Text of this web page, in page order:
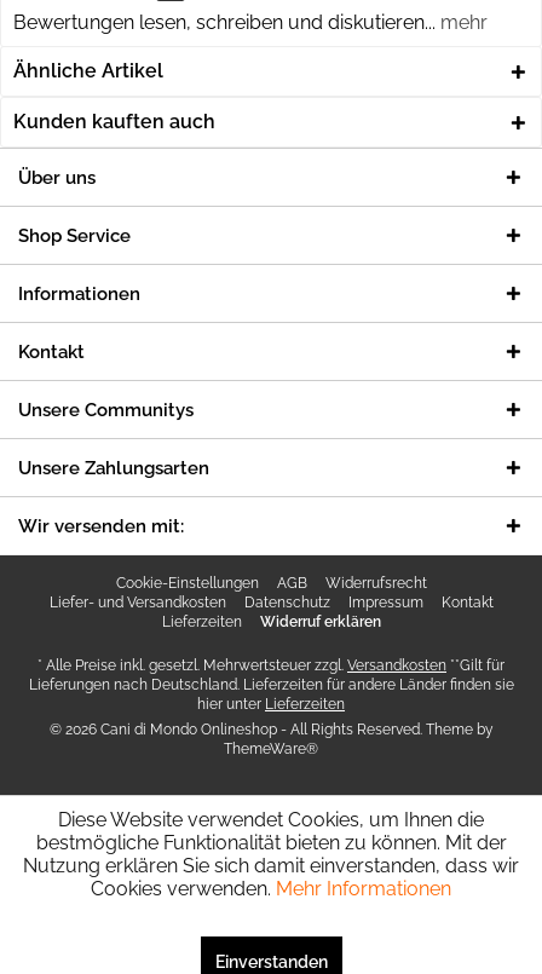
Bewertungen lesen, schreiben und diskutieren... mehr
Ähnliche Artikel
Kunden kauften auch
Über uns
Shop Service
Informationen
Kontakt
Unsere Communitys
Unsere Zahlungsarten
Wir versenden mit:
Cookie-Einstellungen AGB
Widerrufsrecht
Liefer- und Versandkosten
Datenschutz Impressum
Kontakt
Lieferzeiten
Widerruf erklären
* Alle Preise inkl. gesetzl. Mehrwertsteuer zzgl. Versandkosten **Gilt für
Lieferungen nach Deutschland. Lieferzeiten für andere Länder finden sie
hier unter Lieferzeiten
© 2026 Cani di Mondo Onlineshop - All Rights Reserved. Theme by
ThemeWare®
Diese Website verwendet Cookies, um Ihnen die
bestmögliche Funktionalität bieten zu können. Mit der
Nutzung erklären Sie sich damit einverstanden, dass wir
Cookies verwenden. Mehr Informationen
Einverstanden
(4.94 / 5)
Bewertungen bei: shopvote.de ⓘ